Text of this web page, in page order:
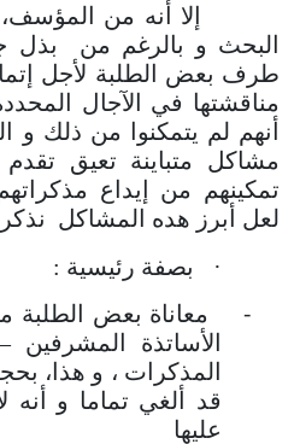
إلا أنه من المؤسف،
البحث و بالرغم من بذل
طرف بعض الطلبة لأجل
مناقشتها في الآجال
أنهم لم يتمكنوا من ذلك
مشاكل متباينة تعيق
تمكينهم من إيداع
لعل أبرز هده المشاكل نذكر
·
بصفة رئيسية :
-
معاناة بعض
الأساتذة المشرفين
المذكرات ، و هذا،
قد ألغي تماما و أنه
عليها